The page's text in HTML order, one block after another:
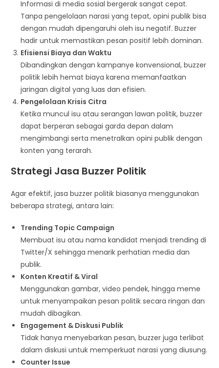
Informasi di media sosial bergerak sangat cepat.
Tanpa pengelolaan narasi yang tepat, opini publik bisa
dengan mudah dipengaruhi oleh isu negatif. Buzzer
hadir untuk memastikan pesan positif lebih dominan.
Efisiensi Biaya dan Waktu
Dibandingkan dengan kampanye konvensional, buzzer
politik lebih hemat biaya karena memanfaatkan
jaringan digital yang luas dan efisien.
Pengelolaan Krisis Citra
Ketika muncul isu atau serangan lawan politik, buzzer
dapat berperan sebagai garda depan dalam
mengimbangi serta menetralkan opini publik dengan
konten yang terarah.
Strategi Jasa Buzzer Politik
Agar efektif, jasa buzzer politik biasanya menggunakan
beberapa strategi, antara lain:
Trending Topic Campaign
Membuat isu atau nama kandidat menjadi trending di
Twitter/X sehingga menarik perhatian media dan
publik.
Konten Kreatif & Viral
Menggunakan gambar, video pendek, hingga meme
untuk menyampaikan pesan politik secara ringan dan
mudah dibagikan.
Engagement & Diskusi Publik
Tidak hanya menyebarkan pesan, buzzer juga terlibat
dalam diskusi untuk memperkuat narasi yang diusung.
Counter Issue